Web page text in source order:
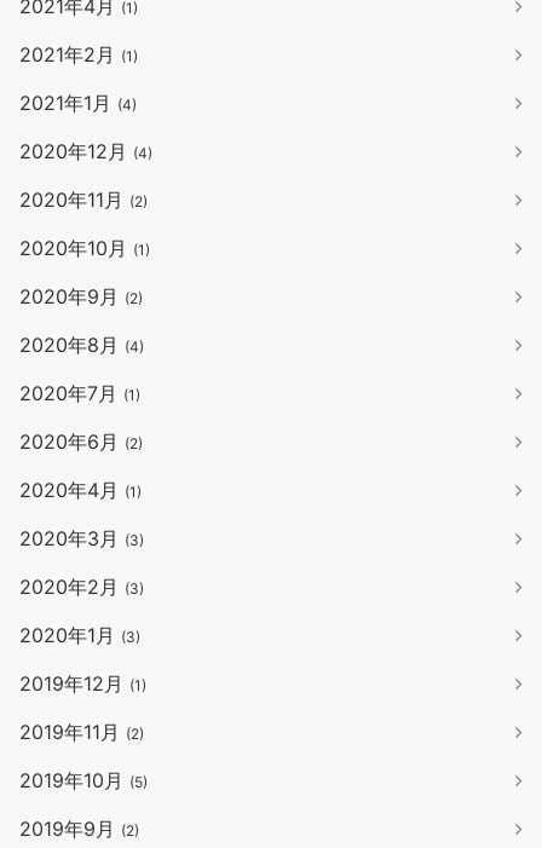
2021年4月 (1)
2021年2月 (1)
2021年1月 (4)
2020年12月 (4)
2020年11月 (2)
2020年10月 (1)
2020年9月 (2)
2020年8月 (4)
2020年7月 (1)
2020年6月 (2)
2020年4月 (1)
2020年3月 (3)
2020年2月 (3)
2020年1月 (3)
2019年12月 (1)
2019年11月 (2)
2019年10月 (5)
2019年9月 (2)